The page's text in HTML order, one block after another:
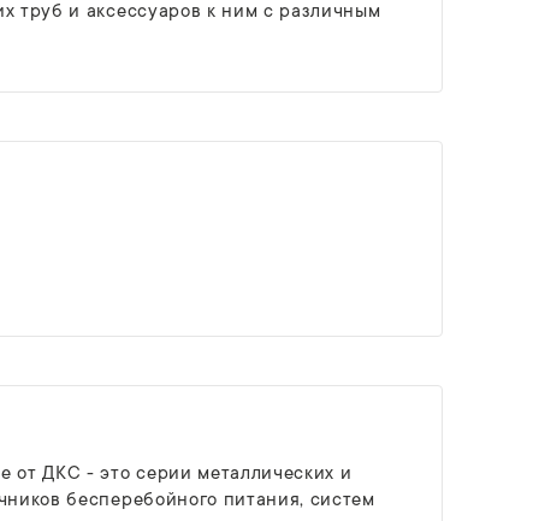
труб и аксессуаров к ним с различным
от ДКС - это серии металлических и
бесперебойного питания, систем